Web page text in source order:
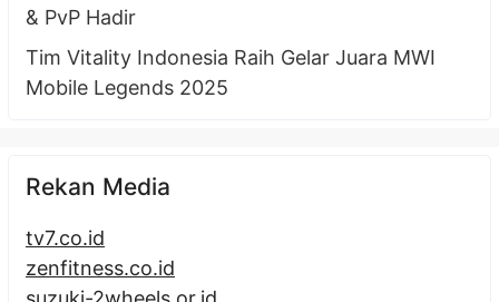
& PvP Hadir
Tim Vitality Indonesia Raih Gelar Juara MWI
Mobile Legends 2025
Rekan Media
tv7.co.id
zenfitness.co.id